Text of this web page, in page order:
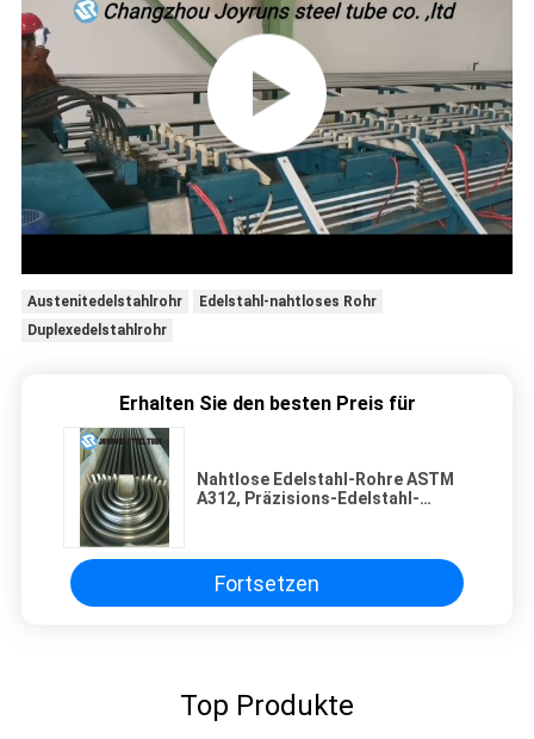
Austenitedelstahlrohr
Edelstahl-nahtloses Rohr
Duplexedelstahlrohr
Erhalten Sie den besten Preis für
Nahtlose Edelstahl-Rohre ASTM
A312, Präzisions-Edelstahl-
Fortsetzen
Top Produkte